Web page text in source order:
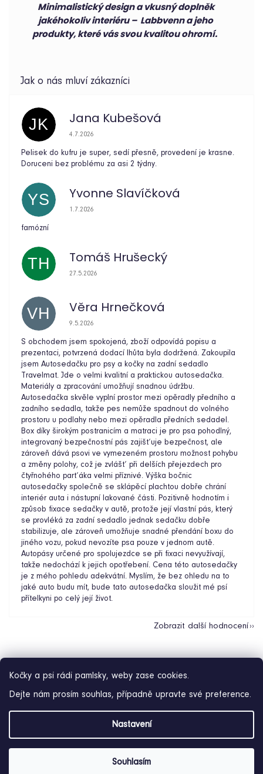
Kočky a psi rádi pamlsky, weby zase cookies.
Dejte nám prosím souhlas, případně upravte své preference.
Nastavení
Souhlasím
Minimalistický design a vkusný doplněk
jakéhokoliv interiéru – Labbvenn a jeho
produkty, které vás svou kvalitou ohromí.
JK Jana Kubešová
Hodnocení obchodu je 5 z 5 hvězdiček.
4.7.2026
Pelisek do kufru je super, sedí přesně, provedení je krasne.
Doruceni bez problému za asi 2 týdny.
YS Yvonne Slavíčková
Hodnocení obchodu je 5 z 5 hvězdiček.
1.7.2026
famózní
TH Tomáš Hrušecký
Hodnocení obchodu je 5 z 5 hvězdiček.
27.5.2026
VH Věra Hrnečková
Hodnocení obchodu je 5 z 5 hvězdiček.
9.5.2026
S obchodem jsem spokojená, zboží odpovídá popisu a
prezentaci, potvrzená dodací lhůta byla dodržená. Zakoupila
jsem Autosedačku pro psy a kočky na zadní sedadlo
Travelmat. Jde o velmi kvalitní a praktickou autosedačka.
Materiály a zpracování umožňují snadnou údržbu.
Autosedačka skvěle vyplní prostor mezi opěradly předního a
zadního sedadla, takže pes nemůže spadnout do volného
prostoru u podlahy nebo mezi opěradla předních sedadel.
Box díky širokým postranicím a matraci je pro psa pohodlný,
integrovaný bezpečnostní pás zajišťuje bezpečnost, ale
zároveň dává psovi ve vymezeném prostoru možnost pohybu
a změny polohy, což je zvlášť při delších přejezdech pro
čtyřnohého parťáka velmi příznivé. Výška bočnic
autosedačky společně se sklápěcí plachtou dobře chrání
interiér auta i nástupní lakované části. Pozitivně hodnotím i
způsob fixace sedačky v autě, protože její vlastní pás, který
se provléká za zadní sedadlo jednak sedačku dobře
stabilizuje, ale zároveň umožňuje snadné přendání boxu do
jiného vozu, pokud nevozíte psa pouze v jednom autě.
Autopásy určené pro spolujezdce se při fixaci nevyužívají,
takže nedochází k jejich opotřebení. Cena této autosedačky
je z mého pohledu adekvátní. Myslím, že bez ohledu na to
jaké auto budu mít, bude tato autosedačka sloužit mé psí
přítelkyni po celý její život.
Zobrazit další hodnocení
Vytvořil Shoptet